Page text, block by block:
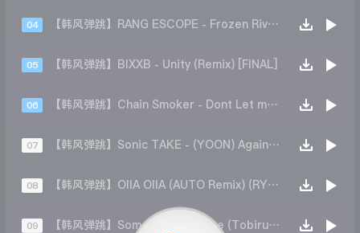
04 【韩风弹跳】RANG ESCOPE - Frozen River (Remix)
05 【韩风弹跳】BIXXB - Unity (Remix) [FINAL]
06 【韩风弹跳】Chain Smoker - Dont Let me down (SIBA Remix)
07 【韩风弹跳】Sonic TAKE - (YOON) Again(Remix)
08 【韩风弹跳】OIIA OIIA (AUTO Remix) (RYOTA Edit)
09 【韩风弹跳】Somebody To Love (Tobirush)